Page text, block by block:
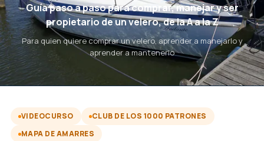
Guía paso a paso para comprar, manejar y ser
propietario de un velero, de la A a la Z
Para quien quiere comprar un velero, aprender a manejarlo y
aprender a mantenerlo
VIDEOCURSO
CLUB DE LOS 1000 PATRONES
MAPA DE AMARRES